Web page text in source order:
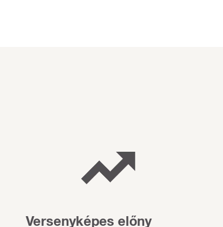
Versenyképes előny